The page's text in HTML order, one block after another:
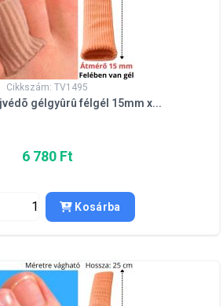
Cikkszám: TV1495
gélgyûrû félgél 15mm x...
6 780 Ft
Kosárba